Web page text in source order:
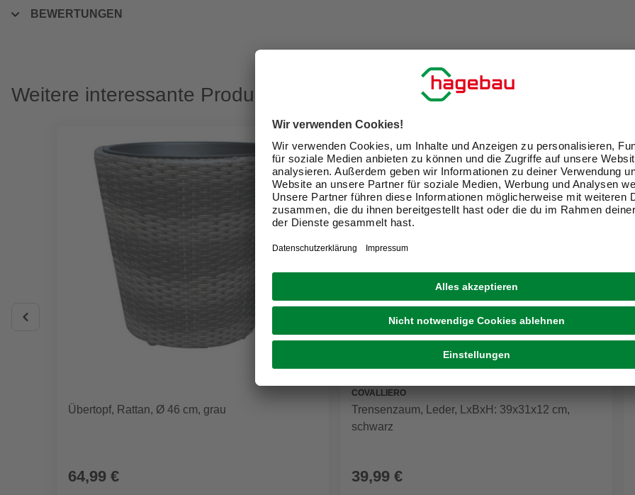
BEWERTUNGEN
Weitere interessante Produkte
Übertopf, Rattan, Ø 46 cm, grau
64,99 €
COVALLIERO
Trensenzaum, Leder, LxBxH: 39x31x12 cm,
schwarz
39,99 €